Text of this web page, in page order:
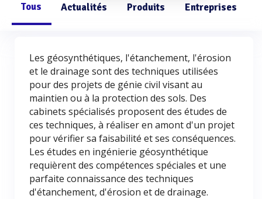
Tous Actualités Produits Entreprises
Les géosynthétiques, l'étanchement, l'érosion
et le drainage sont des techniques utilisées
pour des projets de génie civil visant au
maintien ou à la protection des sols. Des
cabinets spécialisés proposent des études de
ces techniques, à réaliser en amont d'un projet
pour vérifier sa faisabilité et ses conséquences.
Les études en ingénierie géosynthétique
requièrent des compétences spéciales et une
parfaite connaissance des techniques
d'étanchement, d'érosion et de drainage.